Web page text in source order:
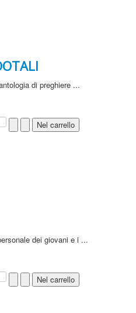
di preghiere ...
dei giovani e i ...